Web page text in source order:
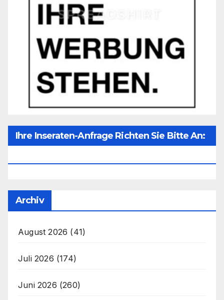
Ihre Inseraten-Anfrage Richten Sie Bitte An:
Archiv
August 2026 (41)
Juli 2026 (174)
Juni 2026 (260)